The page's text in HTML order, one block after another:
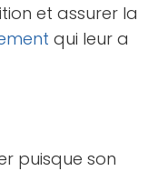
et assurer la
qui leur a
puisque son